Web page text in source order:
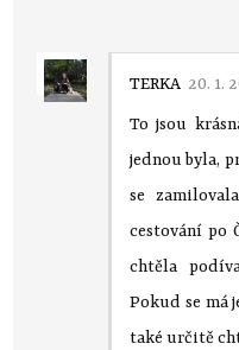
TERKA 20. 1.
To jsou
jednou byla,
se
cestování po
chtěla
Pokud se má
také určitě